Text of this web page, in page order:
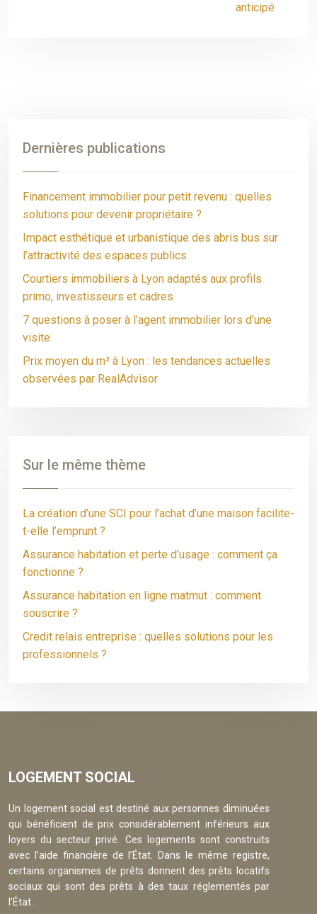
anticipé
Dernières publications
Financement immobilier pour petit revenu : quelles
solutions pour devenir propriétaire ?
Impact esthétique et urbanistique des abris bus sur
l’attractivité des espaces publics
Courtiers immobiliers à Lyon adaptés aux profils
primo, investisseurs et cadres
7 questions à poser à l’agent immobilier lors d’une
visite
Prix moyen du m² à Lyon : les tendances actuelles
observées par RealAdvisor
Sur le même thème
La création d’une SCI pour l’achat d’une maison facilite-
t-elle l’emprunt ?
Assurance habitation et perte d’usage : comment ça
fonctionne ?
Assurance habitation en ligne matmut : comment
souscrire ?
Credit relais entreprise : quelles solutions pour les
professionnels ?
LOGEMENT SOCIAL
Un logement social est destiné aux personnes diminuées
qui bénéficient de prix considérablement inférieurs aux
loyers du secteur privé. Ces logements sont construits
avec l’aide financière de l’État. Dans le même registre,
certains organismes de prêts donnent des prêts locatifs
sociaux qui sont des prêts à des taux réglementés par
l’État.